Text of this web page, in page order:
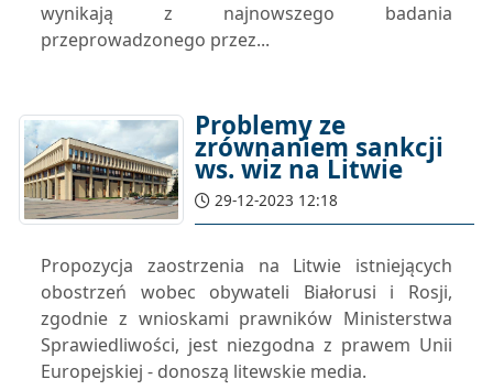
wynikają z najnowszego badania
przeprowadzonego przez...
Problemy ze
zrównaniem sankcji
ws. wiz na Litwie
29-12-2023 12:18
Propozycja zaostrzenia na Litwie istniejących
obostrzeń wobec obywateli Białorusi i Rosji,
zgodnie z wnioskami prawników Ministerstwa
Sprawiedliwości, jest niezgodna z prawem Unii
Europejskiej - donoszą litewskie media.